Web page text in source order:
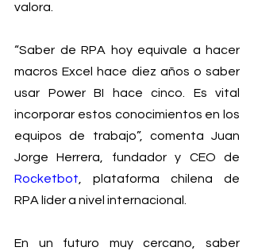
valora.
“Saber de RPA hoy equivale a hacer
macros Excel hace diez años o saber
usar Power BI hace cinco. Es vital
incorporar estos conocimientos en los
equipos de trabajo”, comenta Juan
Rocketbot, plataforma chilena de
RPA líder a nivel internacional.
En un futuro muy cercano, saber